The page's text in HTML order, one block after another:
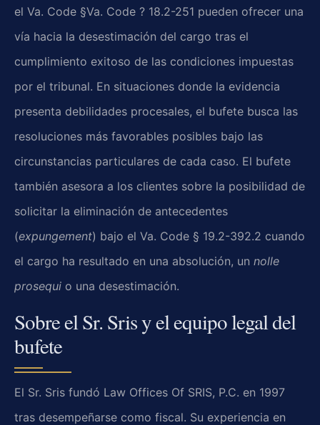
el Va. Code §Va. Code ? 18.2-251 pueden ofrecer una
vía hacia la desestimación del cargo tras el
cumplimiento exitoso de las condiciones impuestas
por el tribunal. En situaciones donde la evidencia
presenta debilidades procesales, el bufete busca las
resoluciones más favorables posibles bajo las
circunstancias particulares de cada caso. El bufete
también asesora a los clientes sobre la posibilidad de
solicitar la eliminación de antecedentes
(expungement) bajo el Va. Code § 19.2-392.2 cuando
el cargo ha resultado en una absolución, un nolle
prosequi o una desestimación.
Sobre el Sr. Sris y el equipo legal del
bufete
El Sr. Sris fundó Law Offices Of SRIS, P.C. en 1997
tras desempeñarse como fiscal. Su experiencia en